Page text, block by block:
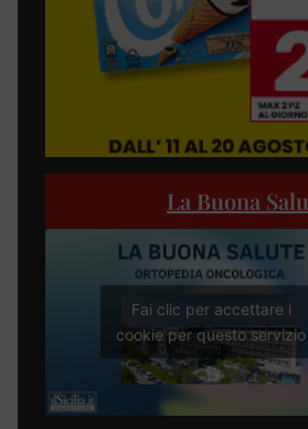
La Buona
Fai clic per accettare i
cookie per questo servizio